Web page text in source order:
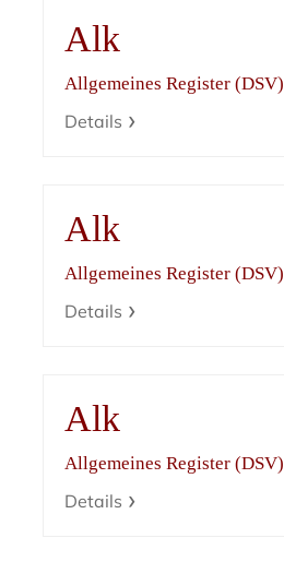
Alk
Allgemeines Register (DSV)
Details
Alk
Allgemeines Register (DSV)
Details
Alk
Allgemeines Register (DSV)
Details